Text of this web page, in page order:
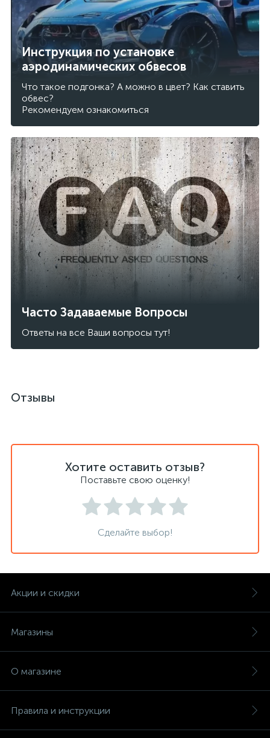
Инструкция по установке
аэродинамических обвесов
Что такое подгонка? А можно в цвет? Как ставить
обвес?
Рекомендуем ознакомиться
Часто Задаваемые Вопросы
Ответы на все Ваши вопросы тут!
Отзывы
Хотите оставить отзыв?
Поставьте свою оценку!
Сделайте выбор!
Акции и скидки
Магазины
О магазине
Правила и инструкции